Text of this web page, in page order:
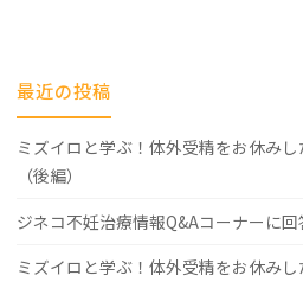
最近の投稿
ミズイロと学ぶ！体外受精をお休み
（後編）
ジネコ不妊治療情報Q&Aコーナーに回
ミズイロと学ぶ！体外受精をお休み